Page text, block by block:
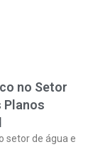
no Setor
Planos
setor de água e